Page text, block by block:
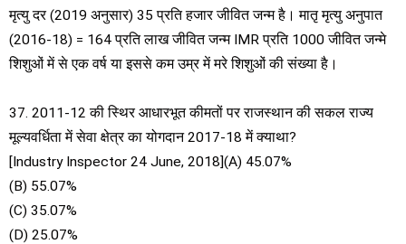
मृत्यु दर (2019 अनुसार) 35 प्रति हजार जीवित जन्म है। मातृ मृत्यु अनुपात
(2016-18) = 164 प्रति लाख जीवित जन्म IMR प्रति 1000 जीवित जन्मे
शिशुओं में से एक वर्ष या इससे कम उम्र में मरे शिशुओं की संख्या है।
37. 2011-12 की स्थिर आधारभूत कीमतों पर राजस्थान की सकल राज्य
मूल्यवर्धिता में सेवा क्षेत्र का योगदान 2017-18 में क्याथा?
[Industry Inspector 24 June, 2018](A) 45.07%
(B) 55.07%
(C) 35.07%
(D) 25.07%